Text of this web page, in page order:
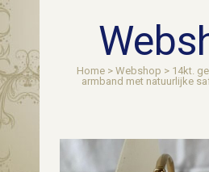
Home> Webshop > 14kt.
armband met natuurlijke